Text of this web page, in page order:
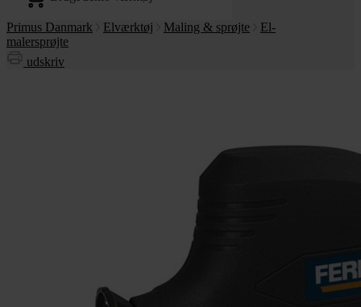
Primus Danmark Elværktøj Maling & sprøjte
El-
malersprøjte
udskriv